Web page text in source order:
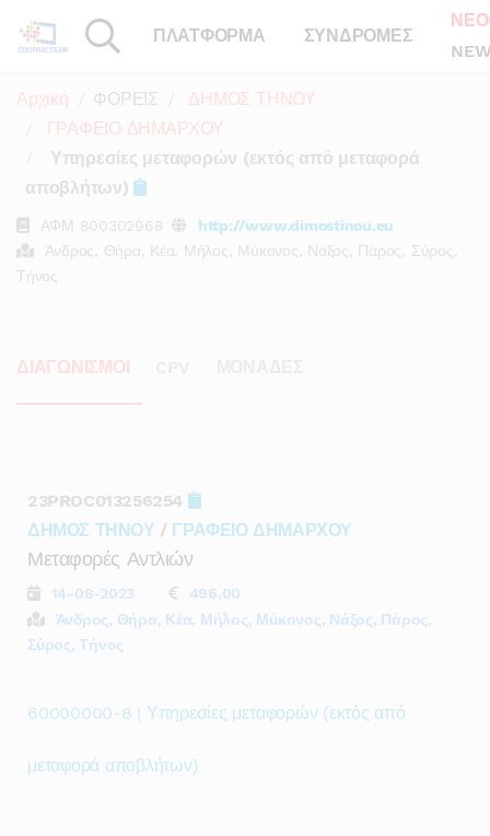
ΠΛΑΤΦΟΡΜΑ ΣΥΝΔΡΟΜΕΣ
Αρχική ΦΟΡΕΙΣ
ΔΗΜΟΣ ΤΗΝΟΥ
ΓΡΑΦΕΙΟ ΔΗΜΑΡΧΟΥ
Υπηρεσίες μεταφορών (εκτός από μεταφορά
αποβλήτων)
ΑΦΜ 800302968
http://www.dimostinou.eu
Άνδρος, Θήρα, Κέα, Μήλος, Μύκονος, Νάξος, Πάρος, Σύρος,
Τήνος
ΔΙΑΓΩΝΙΣΜΟΙ
23PROC013256254
ΔΗΜΟΣ ΤΗΝΟΥ / ΓΡΑΦΕΙΟ ΔΗΜΑΡΧΟΥ
Μεταφορές Αντλιών
14-08-2023
496,00
Άνδρος, Θήρα, Κέα, Μήλος, Μύκονος, Νάξος, Πάρος,
Σύρος, Τήνος
60000000-8 | Υπηρεσίες μεταφορών (εκτός από
μεταφορά αποβλήτων)